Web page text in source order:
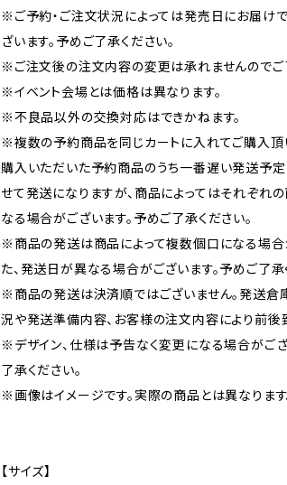
※ご予約・ご注文状況によっては発売日にお届け
ざいます。予めご了承ください。
※ご注文後の注文内容の変更は承れませんのでご
※イベント会場とは価格は異なります。
※不良品以外の交換対応はできかねます。
※複数の予約商品を同じカートに入れてご購入頂
購入いただいた予約商品のうち一番遅い発送予
せて発送になりますが、商品によってはそれぞれ
なる場合がございます。予めご了承ください。
※商品の発送は商品によって複数個口になる場合
た、発送日が異なる場合がございます。予めご了承
※商品の発送は決済順ではございません。発送倉
況や発送準備内容、お客様の注文内容により前後
※デザイン、仕様は予告なく変更になる場合がござ
了承ください。
※画像はイメージです。実際の商品とは異なります
【サイズ】